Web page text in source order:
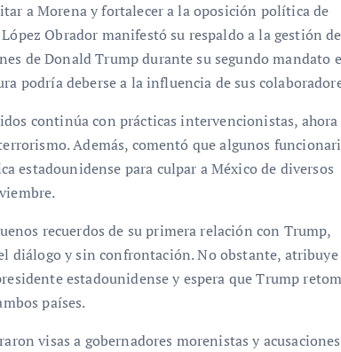
a Morena y fortalecer a la oposición política de
Obrador manifestó su respaldo a la gestión
de Donald Trump durante su segundo mandato
podría deberse a la influencia de sus
continúa con prácticas intervencionistas, ahora
Además, comentó que algunos
estadounidense para culpar a México de diversos
recuerdos de su primera relación con Trump,
diálogo y sin confrontación. No obstante,
estadounidense y espera que Trump
países.
visas a gobernadores morenistas y acusaciones